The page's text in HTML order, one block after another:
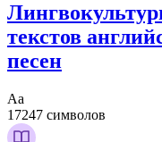
текстов
песен
Аа
17247 символов